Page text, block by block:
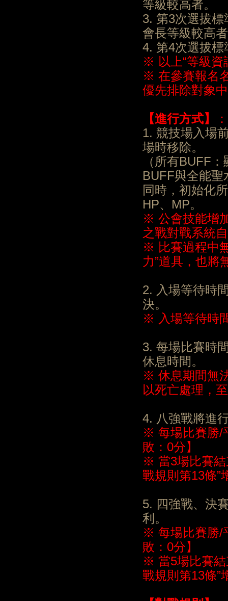
等級較高者。
3. 第3次選拔
會長等級較高
4. 第4次選拔
※ 以上“等級資
※ 在參賽報名
優先排除對象
【進行方式】
：
1. 競技場入場
場時移除。
（所有BUFF
BUFF與全能
同時，初始化
HP、MP。
※ 公會技能增
之戰對戰系統
※ 比賽過程中
力”道具，也將
2. 入場等待時
決。
※ 入場等待時
3. 每場比賽時
休息時間。
※ 休息期間無
以死亡處理，
4. 八強戰將進
※ 每場比賽勝/
敗：0分】
※ 當3場比賽結
戰規則第13條”
5. 四強戰、決
利。
※ 每場比賽勝/
敗：0分】
※ 當5場比賽結
戰規則第13條”